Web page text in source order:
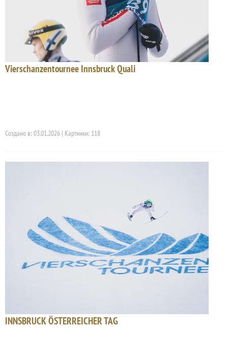
Vierschanzentournee Innsbruck Quali
Создано в: 03.01.2026 | Картинки: 118
INNSBRUCK ÖSTERREICHER TAG